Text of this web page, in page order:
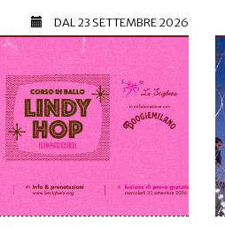
DAL23 SETTEMBRE 2026